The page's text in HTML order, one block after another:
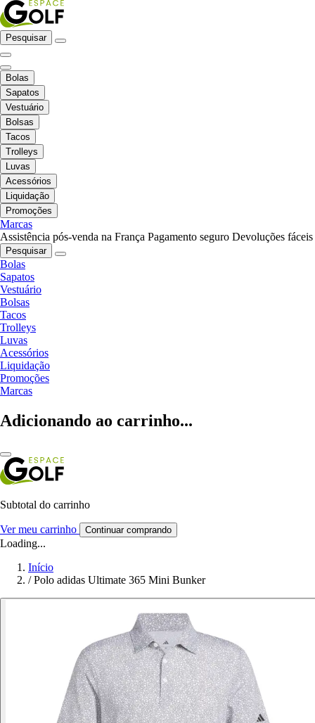
Pesquisar
Bolas
Sapatos
Vestuário
Bolsas
Tacos
Trolleys
Luvas
Acessórios
Liquidação
Promoções
Marcas
Assistência pós-venda na França Pagamento seguro Devoluções fáceis
Pesquisar
Bolas
Sapatos
Vestuário
Bolsas
Tacos
Trolleys
Luvas
Acessórios
Liquidação
Promoções
Marcas
Adicionando ao carrinho...
Subtotal do carrinho
Ver meu carrinho Continuar comprando
Loading...
Início
/ Polo adidas Ultimate 365 Mini Bunker